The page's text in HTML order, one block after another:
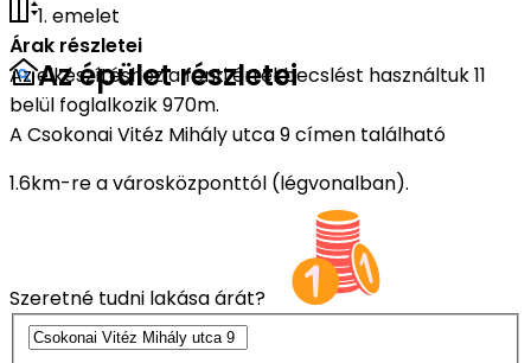
1. emelet
Árak részletei
Az elkészítéshez a fenti értékbecslést használtuk 11
belül foglalkozik 970m.
Az épület részletei
A Csokonai Vitéz Mihály utca 9 címen található
1.6km-re a városközponttól (légvonalban).
Szeretné tudni lakása árát?